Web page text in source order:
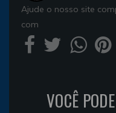
Ajude o nosso site
com
VOCÊ